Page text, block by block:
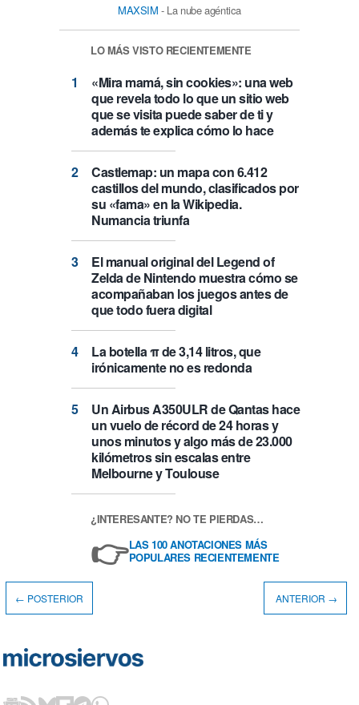
MAXSIM - La nube agéntica
LO MÁS VISTO RECIENTEMENTE
«Mira mamá, sin cookies»: una web
que revela todo lo que un sitio web
que se visita puede saber de ti y
además te explica cómo lo hace
Castlemap: un mapa con 6.412
castillos del mundo, clasificados por
su «fama» en la Wikipedia.
Numancia triunfa
El manual original del Legend of
Zelda de Nintendo muestra cómo se
acompañaban los juegos antes de
que todo fuera digital
La botella π de 3,14 litros, que
irónicamente no es redonda
Un Airbus A350ULR de Qantas hace
un vuelo de récord de 24 horas y
unos minutos y algo más de 23.000
kilómetros sin escalas entre
Melbourne y Toulouse
¿INTERESANTE? NO TE PIERDAS…
👉LAS 100 ANOTACIONES MÁS
POPULARES RECIENTEMENTE
← POSTERIOR ANTERIOR →